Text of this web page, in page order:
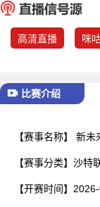
高清直播 咪
比赛介绍
【赛事名称】 新未
【赛事分类】 沙特
【开赛时间】